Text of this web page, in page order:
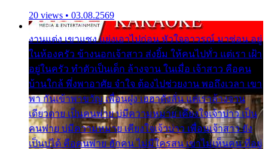
20 views • 03.08.2569
งานแต่ง เขาแซง แย่งเอาไปก่อน หัวใจอาวรณ์ มาซ่อน อยู่
ในห้องครัว ข้างนอกเจ้าสาว ส่งยิ้ม ให้คนไปทั่ว แต่เรา เฝ้า
อยู่ในครัว ทำตัวเป็นเด็ก ล้างจาน ในเมื่อ เจ้าสาว คือคน
บ้านใกล้ พึ่งพาอาศัย จำใจ ต้องไปช่วยงาน พอถึงเวลา เขา
พา กันเข้าพาขวัญ เพื่อนฝูง เฮฮาดังลั่น แต่เราล้างจาน
เดียวดาย เป็นคนพ่าย บ่มีความหมาย เคียงใจเจ้าบ่าว เป็น
คนพ่าย บ่มีความหมาย เคียงใจเจ้าบ่าว เพื่อนเจ้าสาว ยัง
เป็นบ่ได้ คือคนพ่าย ฮักคน ไม่มีใครสน เขาไม่เห็นคน ที่อยู่